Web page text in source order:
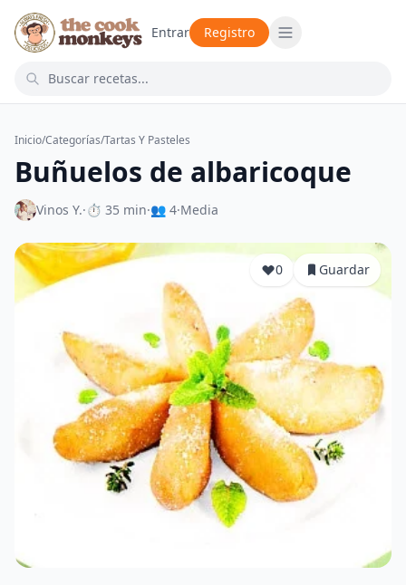
Entrar Registro
Inicio/Categorías/Tartas Y Pasteles
Buñuelos de albaricoque
Vinos Y.·⏱ 35 min·👥 4·Media
0 Guardar